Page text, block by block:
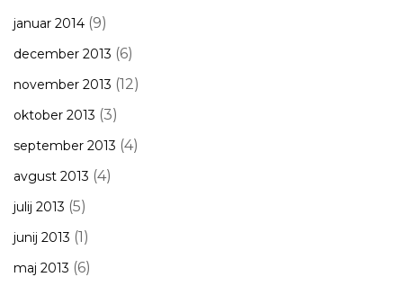
januar 2014 (9)
december 2013 (6)
november 2013 (12)
oktober 2013 (3)
september 2013 (4)
avgust 2013 (4)
julij 2013 (5)
junij 2013 (1)
maj 2013 (6)